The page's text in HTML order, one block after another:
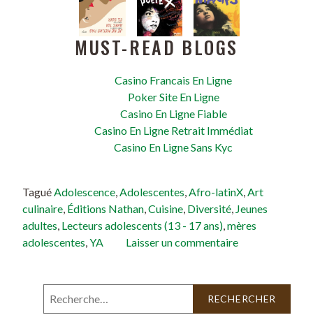
MUST-READ BLOGS
Casino Francais En Ligne
Poker Site En Ligne
Casino En Ligne Fiable
Casino En Ligne Retrait Immédiat
Casino En Ligne Sans Kyc
TaguéAdolescence,Adolescentes,Afro-latinX,Art
culinaire, Éditions Nathan,Cuisine, Diversité, Jeunes
adultes, Lecteurs adolescents (13 - 17 ans),mères
adolescentes,YA Laisser un commentaire